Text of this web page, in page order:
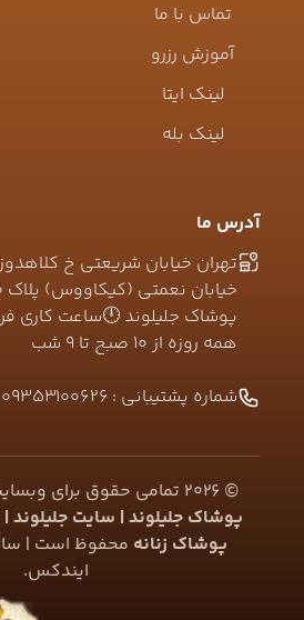
تماس با ما
آموزش رزرو
لینک ایتا
لینک بله
آدرس ما
تهران خیابان شریعتی خ
پوشاک جلیلوند 🕛ساعت کاری
همه روزه از ۱۰ صبح تا ۹ شب
شماره پشتیبانی : 09353100626
©
2026 تمامی حقوق برای
پوشاک جلیلوند | سایت جلیلوند |
پوشاک زنانه محفوظ است |
ایندکس.